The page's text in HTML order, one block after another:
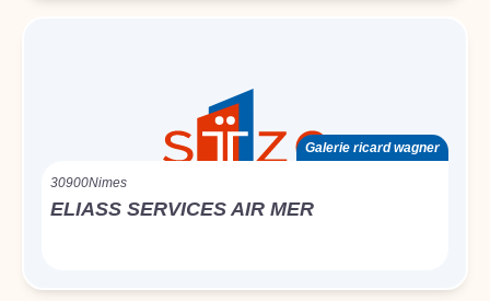
Galerie ricard wagner
30900Nimes
ELIASS SERVICES AIR MER